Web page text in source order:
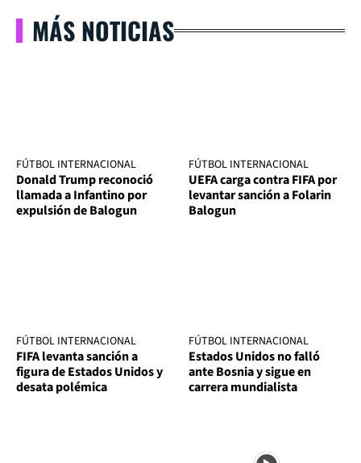
MÁS NOTICIAS
FÚTBOL INTERNACIONAL
Donald Trump reconoció
llamada a Infantino por
expulsión de Balogun
FÚTBOL INTERNACIONAL
UEFA carga contra FIFA por
levantar sanción a Folarin
Balogun
FÚTBOL INTERNACIONAL
FIFA levanta sanción a
figura de Estados Unidos y
desata polémica
FÚTBOL INTERNACIONAL
Estados Unidos no falló
ante Bosnia y sigue en
carrera mundialista